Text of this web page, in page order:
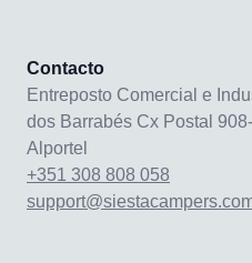
Contacto
Entreposto Comercial e
dos Barrabés Cx Postal
Alportel
+351 308 808 058